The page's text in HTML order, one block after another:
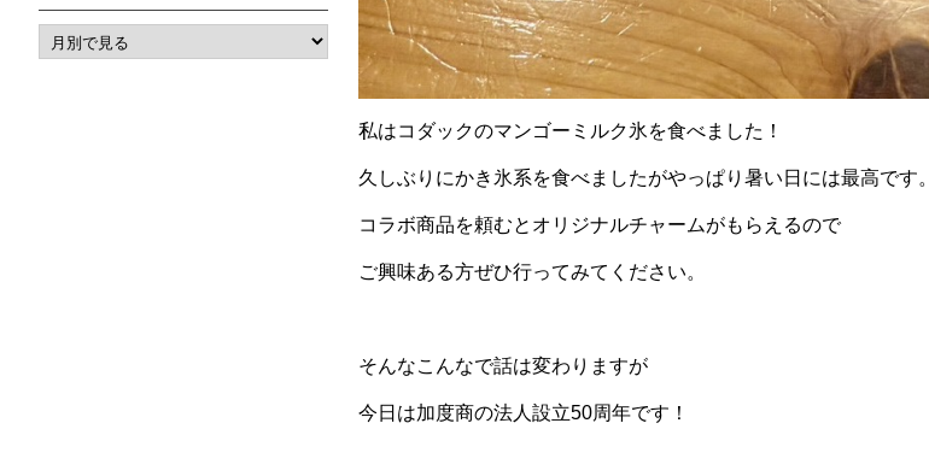
私はコダックのマンゴーミルク氷を食べました！
久しぶりにかき氷系を食べましたがやっぱり暑い日には最高です。
コラボ商品を頼むとオリジナルチャームがもらえるので
ご興味ある方ぜひ行ってみてください。
そんなこんなで話は変わりますが
今日は加度商の法人設立50周年です！